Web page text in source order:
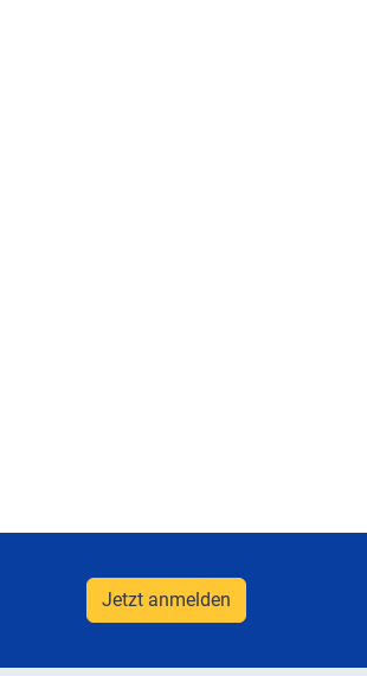
Jetzt anmelden